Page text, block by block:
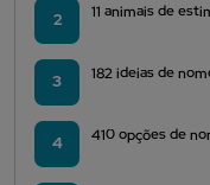
2 11 animais de
3 182 ideias de
4 410 opções de